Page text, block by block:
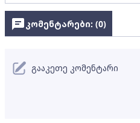
კომენტარები: (0)
გააკეთე კომენტარი